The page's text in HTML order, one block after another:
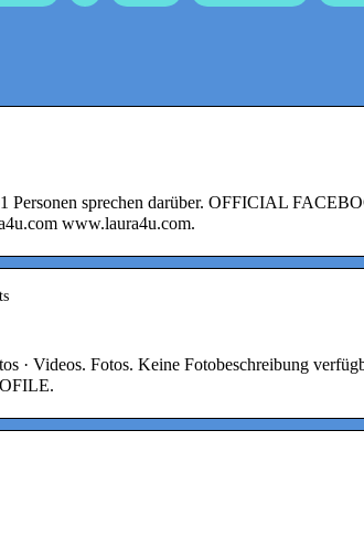
Personen sprechen darüber. OFFICIAL
www.laura4u.com.
· Videos. Fotos. Keine Fotobeschreibung